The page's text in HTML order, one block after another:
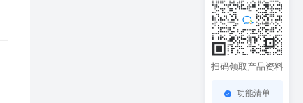
扫码领取产品资料
功能清单